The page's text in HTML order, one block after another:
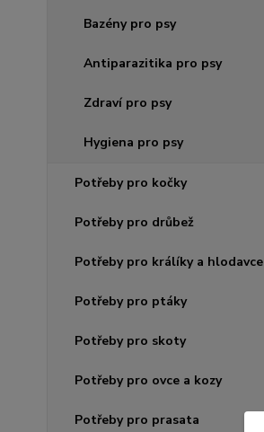
Bazény pro psy
Antiparazitika pro psy
Zdraví pro psy
Hygiena pro psy
Potřeby pro kočky
Potřeby pro drůbež
Potřeby pro králíky a hlodavce
Potřeby pro ptáky
Potřeby pro skoty
Potřeby pro ovce a kozy
Potřeby pro prasata